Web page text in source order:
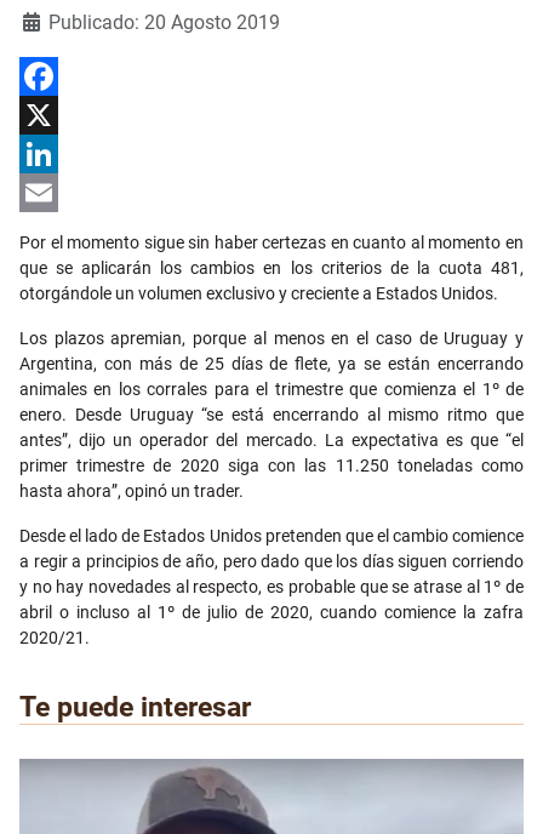
Detalles
Publicado: 20 Agosto 2019
Facebook
X
LinkedIn
Por el momento sigue sin haber certezas en cuanto al momento en
que se aplicarán los cambios en los criterios de la cuota 481,
otorgándole un volumen exclusivo y creciente a Estados Unidos.
Los plazos apremian, porque al menos en el caso de Uruguay y
Argentina, con más de 25 días de flete, ya se están encerrando
animales en los corrales para el trimestre que comienza el 1º de
enero. Desde Uruguay “se está encerrando al mismo ritmo que
antes”, dijo un operador del mercado. La expectativa es que “el
primer trimestre de 2020 siga con las 11.250 toneladas como
hasta ahora”, opinó un trader.
Desde el lado de Estados Unidos pretenden que el cambio comience
a regir a principios de año, pero dado que los días siguen corriendo
y no hay novedades al respecto, es probable que se atrase al 1º de
abril o incluso al 1º de julio de 2020, cuando comience la zafra
2020/21.
Te puede interesar